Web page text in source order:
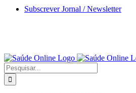
Skip
Subscrever Jornal / Newsletter
Pesquisar